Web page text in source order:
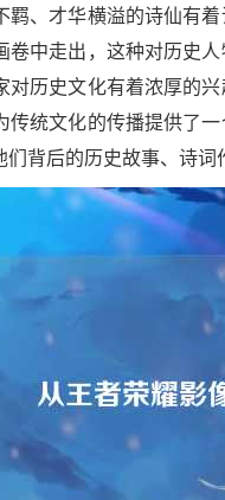
羁、才华横溢的诗仙有
卷中走出，这种对历史
对历史文化有着浓厚的
传统文化的传播提供了
背后的历史故事、诗